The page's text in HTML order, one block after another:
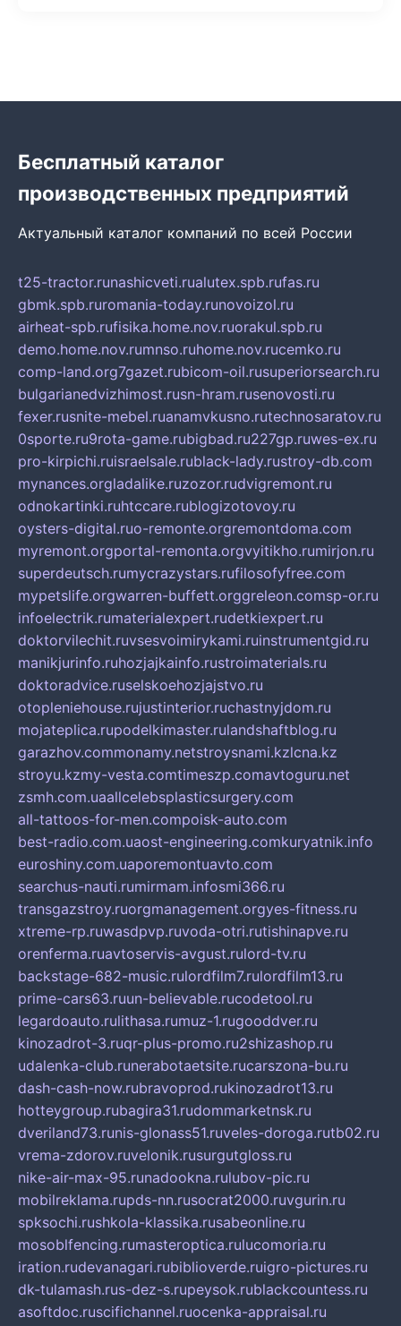
Бесплатный каталог
производственных предприятий
Актуальный каталог компаний по всей России
t25-tractor.runashicveti.rualutex.spb.rufas.ru
gbmk.spb.ruromania-today.runovoizol.ru
airheat-spb.rufisika.home.nov.ruorakul.spb.ru
demo.home.nov.rumnso.ruhome.nov.rucemko.ru
comp-land.org7gazet.rubicom-oil.rusuperiorsearch.ru
bulgarianedvizhimost.rusn-hram.rusenovosti.ru
fexer.rusnite-mebel.ruanamvkusno.rutechnosaratov.ru
0sporte.ru9rota-game.rubigbad.ru227gp.ruwes-ex.ru
pro-kirpichi.ruisraelsale.rublack-lady.rustroy-db.com
mynances.orgladalike.ruzozor.rudvigremont.ru
odnokartinki.ruhtccare.rublogizotovoy.ru
oysters-digital.ruo-remonte.orgremontdoma.com
myremont.orgportal-remonta.orgvyitikho.rumirjon.ru
superdeutsch.rumycrazystars.rufilosofyfree.com
mypetslife.orgwarren-buffett.orggreleon.comsp-or.ru
infoelectrik.rumaterialexpert.rudetkiexpert.ru
doktorvilechit.ruvsesvoimirykami.ruinstrumentgid.ru
manikjurinfo.ruhozjajkainfo.rustroimaterials.ru
doktoradvice.ruselskoehozjajstvo.ru
otopleniehouse.rujustinterior.ruchastnyjdom.ru
mojateplica.rupodelkimaster.rulandshaftblog.ru
garazhov.commonamy.netstroysnami.kzlcna.kz
stroyu.kzmy-vesta.comtimeszp.comavtoguru.net
zsmh.com.uaallcelebsplasticsurgery.com
all-tattoos-for-men.compoisk-auto.com
best-radio.com.uaost-engineering.comkuryatnik.info
euroshiny.com.uaporemontuavto.com
searchus-nauti.rumirmam.infosmi366.ru
transgazstroy.ruorgmanagement.orgyes-fitness.ru
xtreme-rp.ruwasdpvp.ruvoda-otri.rutishinapve.ru
orenferma.ruavtoservis-avgust.rulord-tv.ru
backstage-682-music.rulordfilm7.rulordfilm13.ru
prime-cars63.ruun-believable.rucodetool.ru
legardoauto.rulithasa.rumuz-1.rugooddver.ru
kinozadrot-3.ruqr-plus-promo.ru2shizashop.ru
udalenka-club.runerabotaetsite.rucarszona-bu.ru
dash-cash-now.rubravoprod.rukinozadrot13.ru
hotteygroup.rubagira31.rudommarketnsk.ru
dveriland73.runis-glonass51.ruveles-doroga.rutb02.ru
vrema-zdorov.ruvelonik.rusurgutgloss.ru
nike-air-max-95.runadookna.rulubov-pic.ru
mobilreklama.rupds-nn.rusocrat2000.ruvgurin.ru
spksochi.rushkola-klassika.rusabeonline.ru
mosoblfencing.rumasteroptica.rulucomoria.ru
iration.rudevanagari.rubiblioverde.ruigro-pictures.ru
dk-tulamash.rus-dez-s.rupeysok.rublackcountess.ru
asoftdoc.ruscifichannel.ruocenka-appraisal.ru